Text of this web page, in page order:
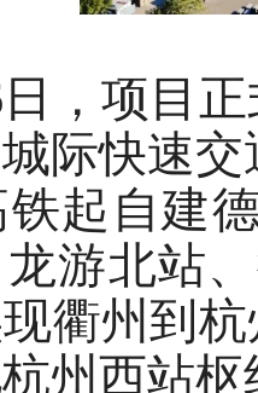
项目正
际快速
自建德
游北站
衢州到
州西站